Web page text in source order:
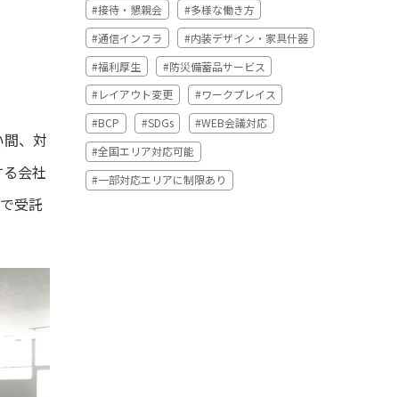
、対
会社
受託
#接待・懇親会
#多様な働き方
#通信インフラ
#内装デザイン・家具什器
#福利厚生
#防災備蓄品サービス
#レイアウト変更
#ワークプレイス
#BCP
#SDGs
#WEB会議対応
#全国エリア対応可能
#一部対応エリアに制限あり